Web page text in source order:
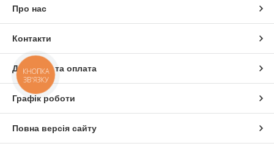
Про нас
Контакти
Доставка та оплата
Графік роботи
Повна версія сайту
КНОПКА
ЗВ'ЯЗКУ